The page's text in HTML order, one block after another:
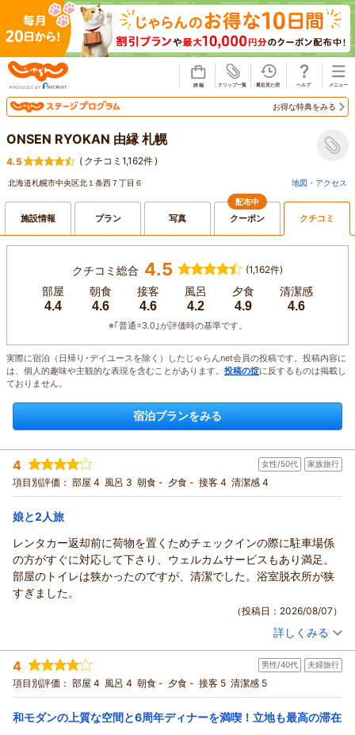
お得な特典をみる
ONSEN RYOKAN 由縁 札幌
4.5 ( クチコミ1,162件)
北海道札幌市中央区北１条西７丁目６ 地図・アクセス
施設情報 プラン 写真
配布中
クーポン クチコミ
クチコミ総合 4.5 (1,162件)
部屋
4.4
朝食
4.6
接客
4.6
風呂
4.2
夕食
4.9
清潔感
4.6
※｢普通=3.0｣が評価時の基準です。
実際に宿泊（日帰り･デイユースを除く）したじゃらんnet会員の投稿です。投稿内容に
は、個人的趣味や主観的な表現を含むことがあります。 投稿の掟に反するものは掲載し
ておりません。
宿泊プランをみる
4 女性/50代 家族旅行
項目別評価： 部屋 4 風呂 3 朝食 - 夕食 - 接客 4 清潔感 4
娘と2人旅
レンタカー返却前に荷物を置くためチェックインの際に駐車場係
の方がすぐに対応して下さり、ウェルカムサービスもあり満足。
部屋のトイレは狭かったのですが、清潔でした。浴室脱衣所が狭
すぎました。
（投稿日：2026/08/07）
投稿者： みぽりんさん(女性/50代)
宿泊プラン： じゃらん限定【連泊割】＜2連泊以上の滞在でお得＞事前カー
ド決済◆由縁札幌連泊プラン◆素泊まり
ツイン 食事なし
宿泊価格帯： 14,001～15,000円(大人一人あたり/税込)
詳しくみる
4 男性/40代 夫婦旅行
項目別評価： 部屋 4 風呂 4 朝食 - 夕食 - 接客 5 清潔感 5
和モダンの上質な空間と6周年ディナーを満喫！立地も最高の滞在